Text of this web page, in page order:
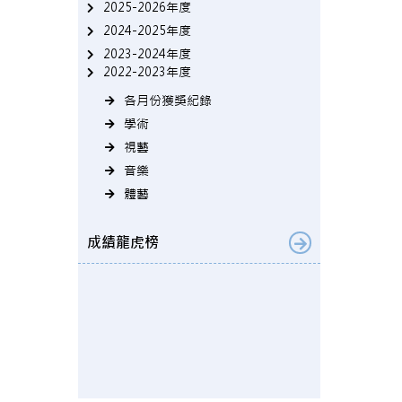
2025-2026年度
2024-2025年度
2023-2024年度
2022-2023年度
各月份獲獎紀錄
學術
視藝
音樂
體藝
成績龍虎榜